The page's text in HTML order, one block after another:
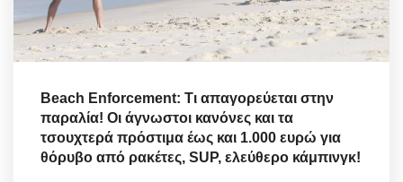
Beach Enforcement: Τι απαγορεύεται στην
παραλία! Οι άγνωστοι κανόνες και τα
τσουχτερά πρόστιμα έως και 1.000 ευρώ για
θόρυβο από ρακέτες, SUP, ελεύθερο κάμπινγκ!